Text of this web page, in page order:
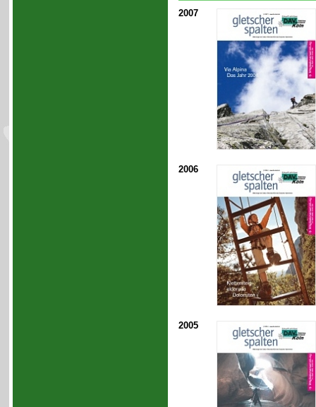
2007
2006
2005